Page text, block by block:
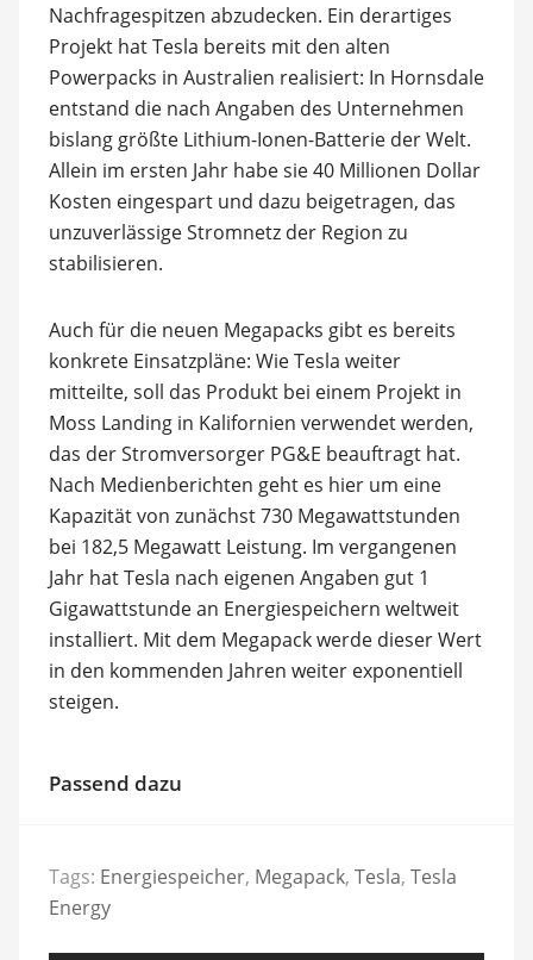
Nachfragespitzen abzudecken. Ein derartiges
Projekt hat Tesla bereits mit den alten
Powerpacks in Australien realisiert: In Hornsdale
entstand die nach Angaben des Unternehmen
bislang größte Lithium-Ionen-Batterie der Welt.
Allein im ersten Jahr habe sie 40 Millionen Dollar
Kosten eingespart und dazu beigetragen, das
unzuverlässige Stromnetz der Region zu
stabilisieren.
Auch für die neuen Megapacks gibt es bereits
konkrete Einsatzpläne: Wie Tesla weiter
mitteilte, soll das Produkt bei einem Projekt in
Moss Landing in Kalifornien verwendet werden,
das der Stromversorger PG&E beauftragt hat.
Nach Medienberichten geht es hier um eine
Kapazität von zunächst 730 Megawattstunden
bei 182,5 Megawatt Leistung. Im vergangenen
Jahr hat Tesla nach eigenen Angaben gut 1
Gigawattstunde an Energiespeichern weltweit
installiert. Mit dem Megapack werde dieser Wert
in den kommenden Jahren weiter exponentiell
steigen.
Passend dazu
Tags: Energiespeicher, Megapack, Tesla, Tesla
Energy